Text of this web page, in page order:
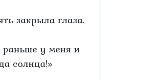
закрыла глаза.
раньше у меня и
солнца!»